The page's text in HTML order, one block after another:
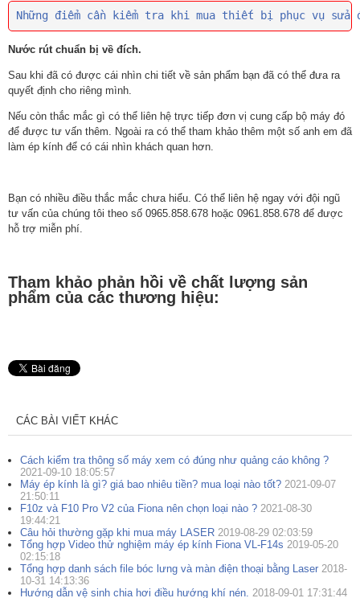
Những điểm cần kiểm tra khi mua thiết bị phục vụ sửa
Nước rút chuẩn bị về đích.
Sau khi đã có được cái nhìn chi tiết về sản phẩm bạn đã có thể đưa ra
quyết định cho riêng mình.
Nếu còn thắc mắc gì có thể liên hệ trực tiếp đơn vị cung cấp bộ máy đó
để được tư vấn thêm. Ngoài ra có thể tham khảo thêm một số anh em đã
làm ép kính để có cái nhìn khách quan hơn.
Bạn có nhiều điều thắc mắc chưa hiểu. Có thể liên hệ ngay với đội ngũ
tư vấn của chúng tôi theo số 0965.858.678 hoặc 0961.858.678 để được
hỗ trợ miễn phí.
Tham khảo phản hồi về chất lượng sản
phẩm của các thương hiệu:
CÁC BÀI VIẾT KHÁC
Cách kiểm tra thông số máy xem có đúng như quảng cáo không ?
2021-09-10 18:05:57
Máy ép kính là gì? giá bao nhiêu tiền? mua loại nào tốt? 2021-09-07
21:50:11
F10z và F10 Pro V2 của Fiona nên chọn loại nào ? 2021-08-30
19:44:21
Câu hỏi thường gặp khi mua máy LASER 2019-08-29 02:03:59
Tổng hợp Video thử nghiệm máy ép kính Fiona VL-F14s 2019-05-20
02:15:18
Tổng hợp danh sách file bóc lưng và màn điện thoại bằng Laser 2018-
10-31 14:13:36
Hướng dẫn vệ sinh chia hơi điều hướng khí nén. 2018-09-01 17:31:44